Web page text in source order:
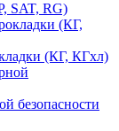
SAT, RG)
(КГ, КГхл)
безопасности